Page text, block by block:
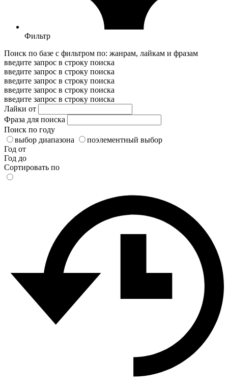
Фильтр
Поиск по базе с фильтром по: жанрам, лайкам и фразам
введите запрос в строку поиска
введите запрос в строку поиска
введите запрос в строку поиска
введите запрос в строку поиска
введите запрос в строку поиска
Лайки от
Фраза для поиска
Поиск по году
выбор диапазона
поэлементный выбор
Год от
Год до
Сортировать по